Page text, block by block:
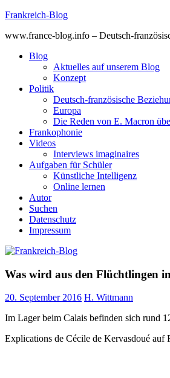
Skip
content
Frankreich-Blog
www.france-blog.info – Deutsch-
Blog
Aktuelles auf unserem Blog
Konzept
Politik
Deutsch-französische
Europa
Die Reden von E. Macron
Frankophonie
Videos
Interviews imaginaires
Aufgaben für Schüler
Künstliche Intelligenz
Online lernen
Autor
Suchen
Datenschutz
Impressum
Was wird aus den Flüchtlingen
20. September 2016 H. Wittmann
Im Lager beim Calais befinden sich rund
Explications de Cécile de Kervasdoué auf